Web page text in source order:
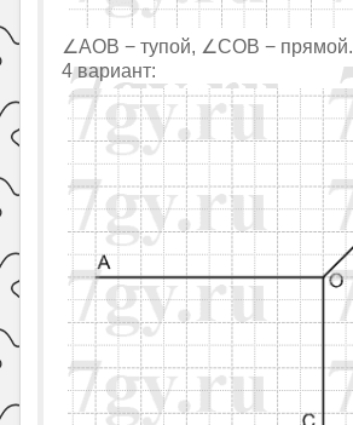
∠AOB − тупой, ∠COB − прямой.
4 вариант: